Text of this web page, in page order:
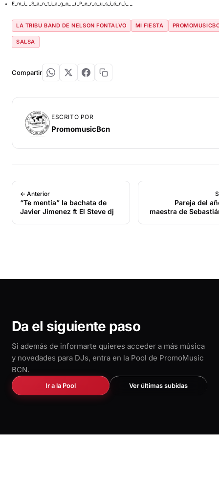
E_m_i_ _S_a_n_t_i_a_g_o_ _(_P_e_r_c_u_s_i_ó_n_)_ _
LA TRIBU BAND DE NELSON FONTALVO MI FIESTA
SALSA
Compartir
ESCRITO POR
PromomusicBcn
← Anterior
“Te mentía” la bachata de
Javier Jimenez ft El Steve dj
Pareja del
maestra de
Da el siguiente paso
Si además de informarte quieres acceder a más música
y novedades para DJs, entra en la Pool de PromoMusic
BCN.
Ir a la Pool Ver últimas subidas